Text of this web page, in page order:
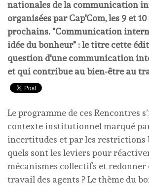
nationales de la communication
organisées par Cap'Com, les 9 et
prochains. "Communication
idée du bonheur" : le titre cette
question d'une communication
et qui contribue au bien-être au
Le programme de ces Rencontres
contexte institutionnel marqué
incertitudes et par les restrictions
quels sont les leviers pour
mécanismes collectifs et redonner
travail des agents ? Le thème du